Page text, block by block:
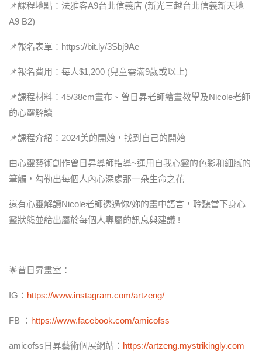
📌課程地點：法雅客A9台北信義店 (新光三越台北信義新天地
A9 B2)
📌報名表單：https://bit.ly/3Sbj9Ae
📌報名費用：每人$1,200 (兒童需滿9歲或以上)
📌課程材料：45/38cm畫布、曾日昇老師繪畫教學及Nicole老師
的心靈解讀
📌課程介紹：2024美的開始，找到自己的開始
由心靈藝術創作曾日昇導師指導~運用自我心靈的色彩和細膩的
筆觸，勾勒出每個人內心深處那一朵生命之花
還有心靈解讀Nicole老師透過你/妳的畫中語言，聆聽當下身心
靈狀態並給出屬於每個人專屬的訊息與建議 !
🌟曾日昇畫室：
IG： https://www.instagram.com/artzeng/
FB ： https://www.facebook.com/amicofss
amicofss日昇藝術個展網站： https://artzeng.mystrikingly.com